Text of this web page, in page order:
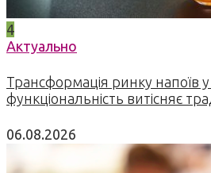
4
Актуально
Трансформація ринку напоїв у
функціональність витісняє
06.08.2026